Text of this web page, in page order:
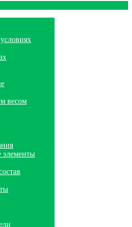
весом
элементы